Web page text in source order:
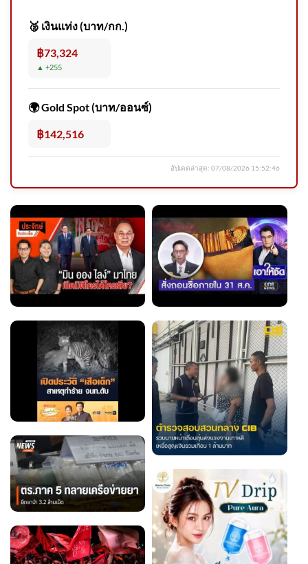
🥈 เงินแท่ง (บาท/กก.)
฿73,324
▲ +255
🌍 Gold Spot (บาท/ออนซ์)
฿142,516
อัปเดตล่าสุด: 07/08/2026 15:52:46